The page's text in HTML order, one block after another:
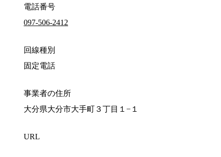
電話番号
097-506-2412
回線種別
固定電話
事業者の住所
大分県大分市大手町３丁目１−１
URL